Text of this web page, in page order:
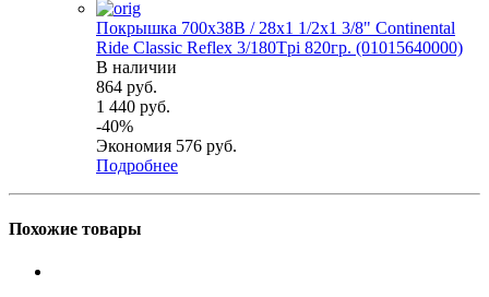
Покрышка 700x38B / 28x1 1/2х1 3/8" Continental
Ride Classic Reflex 3/180Tpi 820гр. (01015640000)
В наличии
864 руб.
1 440 руб.
-40%
Экономия 576 руб.
Подробнее
Похожие товары